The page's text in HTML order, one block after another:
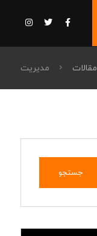
مقالات مدیریت
جستجو